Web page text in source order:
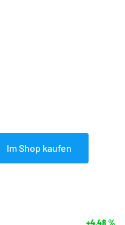
Im Shop kaufen
+4,48%